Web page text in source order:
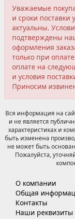
Уважаемые
и сроки поставки
актуальны.
подтверждены
оформления
только при
оплате на
и условия
Приносим
Вся информация на
и не является
характеристиках и
быть изменена
не может быть
Пожалуйста,
О компании
Общая
Контакты
Наши реквизиты